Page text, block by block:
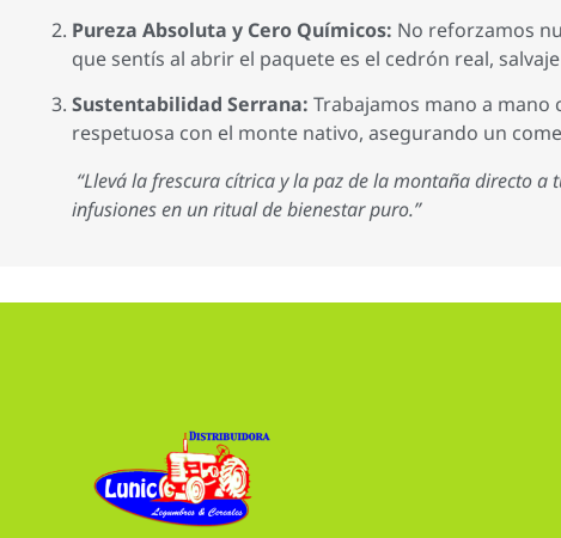
Pureza Absoluta y Cero Químicos: No reforzamos
que sentís al abrir el paquete es el cedrón real,
Sustentabilidad Serrana: Trabajamos mano a
respetuosa con el monte nativo, asegurando un
“Llevá la frescura cítrica y la paz de la montaña directo
infusiones en un ritual de bienestar puro.”